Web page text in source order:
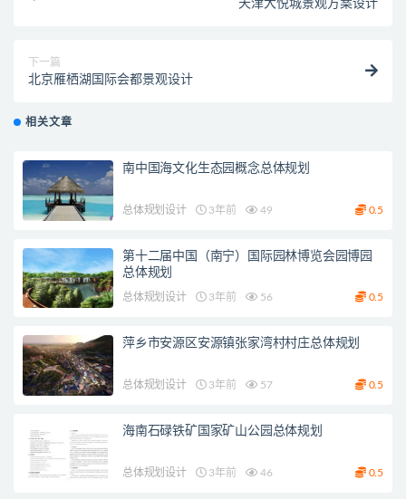
天津大悦城景观方案设计
下一篇
北京雁栖湖国际会都景观设计
相关文章
南中国海文化生态园概念总体规划
总体规划设计 3年前 49 0.5
第十二届中国（南宁）国际园林博览会园博园
总体规划
总体规划设计 3年前 56 0.5
萍乡市安源区安源镇张家湾村村庄总体规划
总体规划设计 3年前 57 0.5
海南石碌铁矿国家矿山公园总体规划
总体规划设计 3年前 46 0.5